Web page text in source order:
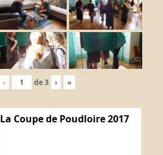
‹ de3 › »
La Coupe de Poudloire 2017